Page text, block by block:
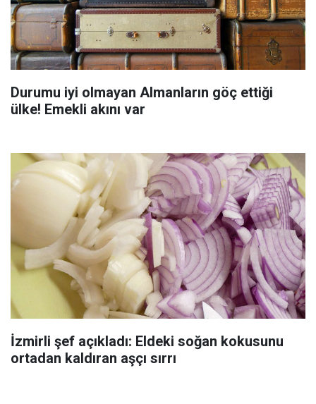
Durumu iyi olmayan Almanların göç ettiği
ülke! Emekli akını var
İzmirli şef açıkladı: Eldeki soğan kokusunu
ortadan kaldıran aşçı sırrı